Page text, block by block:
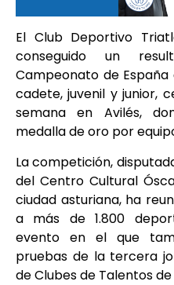
El Club Deportivo
conseguido un
Campeonato de
cadete, juvenil y junior,
semana en Avilés,
medalla de oro por
La competición,
del Centro Cultural
ciudad asturiana, ha
a más de 1.800
evento en el que
pruebas de la tercera
de Clubes de Talentos